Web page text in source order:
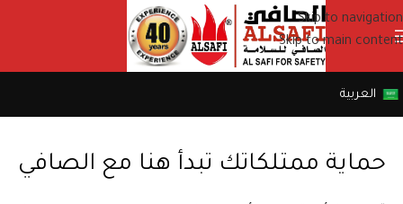
Skip to navigation
Skip to main content
العربية
حماية ممتلكاتك تبدأ هنا مع الصافي